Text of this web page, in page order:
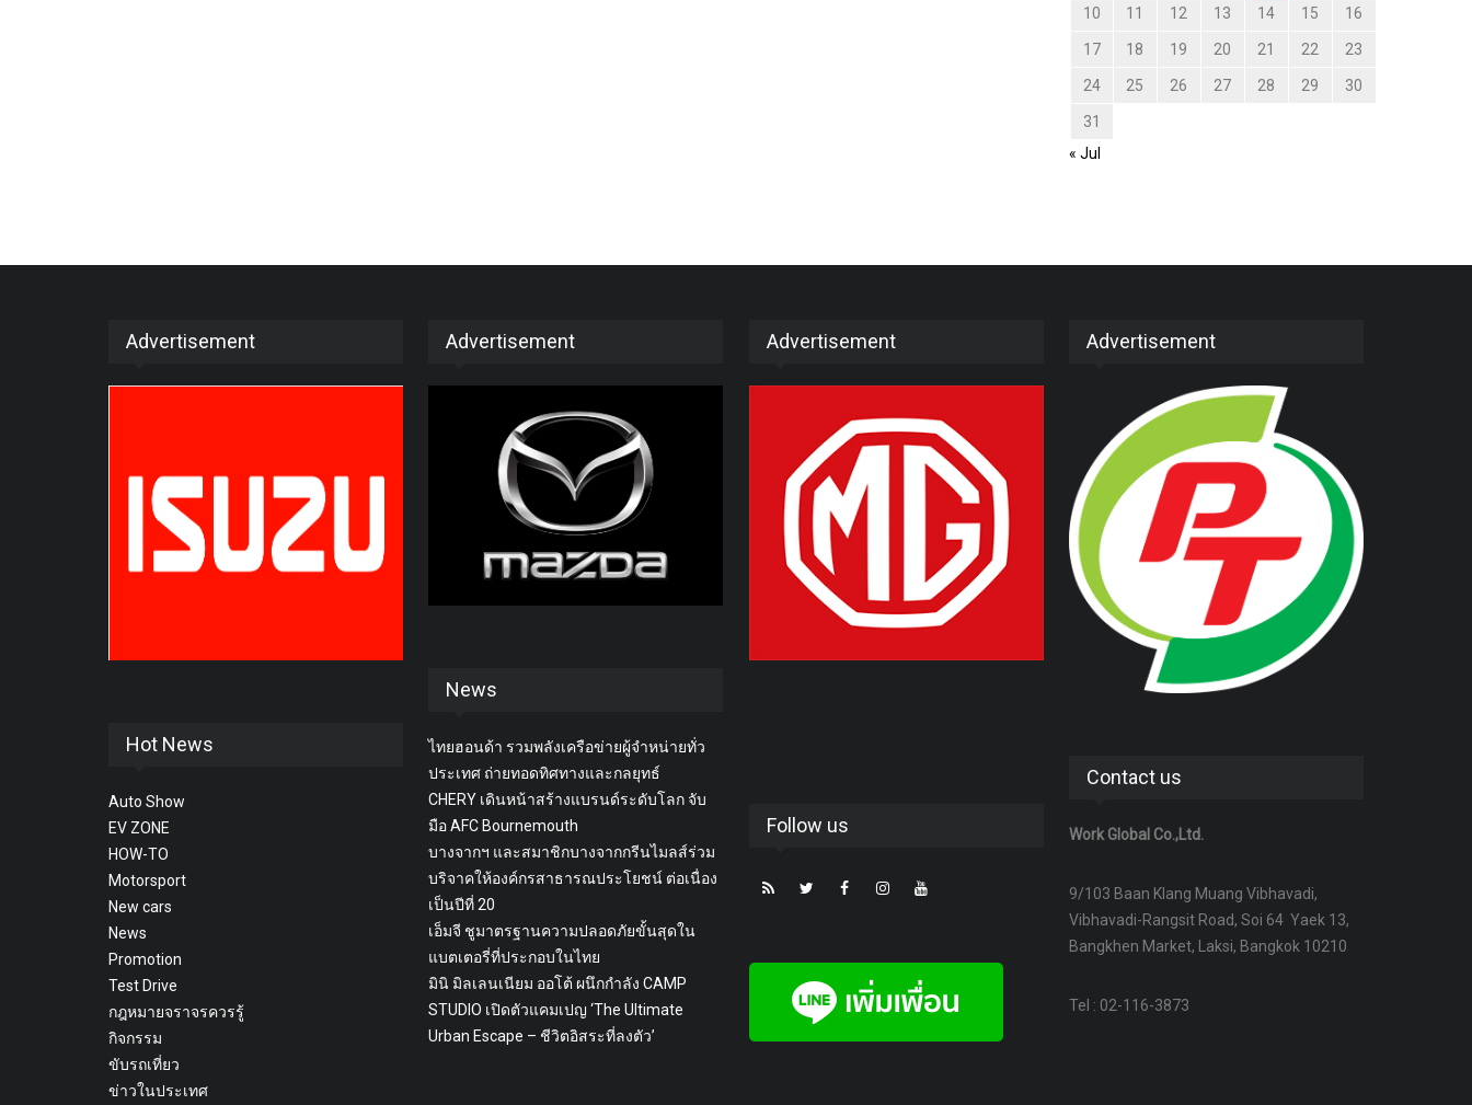
10 11 12 13 14 15 16
17 18 19 20 21 22 23
24 25 26 27 28 29 30
31
« Jul
Advertisement
Hot News
Auto Show
EV ZONE
HOW-TO
Motorsport
New cars
News
Promotion
Test Drive
กฎหมายจราจรควรรู้
กิจกรรม
ขับรถเที่ยว
ข่าวในประเทศ
Advertisement
News
ไทยฮอนด้า รวมพลังเครือข่ายผู้จำหน่ายทั่ว
ประเทศ ถ่ายทอดทิศทางและกลยุทธ์
CHERY เดินหน้าสร้างแบรนด์ระดับโลก จับ
มือ AFC Bournemouth
บางจากฯ และสมาชิกบางจากกรีนไมลส์ร่วม
บริจาคให้องค์กรสาธารณประโยชน์ ต่อเนื่อง
เป็นปีที่ 20
เอ็มจี ชูมาตรฐานความปลอดภัยขั้นสุดใน
แบตเตอรี่ที่ประกอบในไทย
มินิ มิลเลนเนียม ออโต้ ผนึกกำลัง CAMP
STUDIO เปิดตัวแคมเปญ ‘The Ultimate
Urban Escape – ชีวิตอิสระที่ลงตัว’
Advertisement
Follow us
Advertisement
Contact us
Work Global Co.,Ltd.
9/103 Baan Klang Muang Vibhavadi,
Vibhavadi-Rangsit Road, Soi 64 Yaek 13,
Bangkhen Market, Laksi, Bangkok 10210
Tel : 02-116-3873